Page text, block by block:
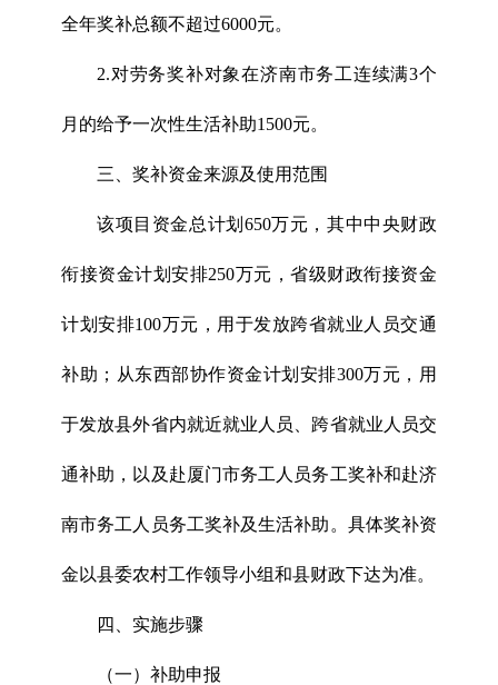
全年奖补总额不超过6000元。
2.对劳务奖补对象在济南市务工连续满3个
月的给予一次性生活补助1500元。
三、奖补资金来源及使用范围
该项目资金总计划650万元，其中中央财政
衔接资金计划安排250万元，省级财政衔接资金
计划安排100万元，用于发放跨省就业人员交通
补助；从东西部协作资金计划安排300万元，用
于发放县外省内就近就业人员、跨省就业人员交
通补助，以及赴厦门市务工人员务工奖补和赴济
南市务工人员务工奖补及生活补助。具体奖补资
金以县委农村工作领导小组和县财政下达为准。
四、实施步骤
（一）补助申报